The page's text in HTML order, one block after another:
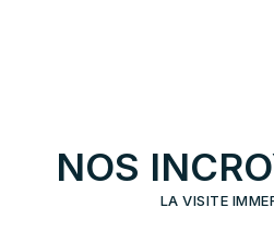
NOS
LA VISITE